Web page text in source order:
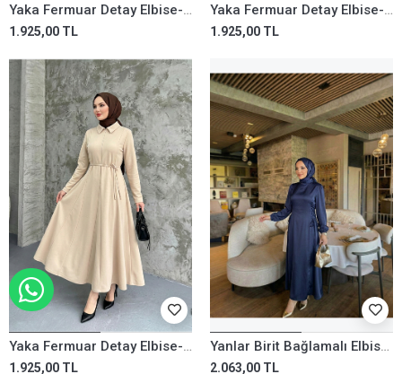
Yaka Fermuar Detay Elbise-Bordo
1.925,00 TL
Yaka Fermuar Detay Elbise-Siyah
1.925,00 TL
Yaka Fermuar Detay Elbise-Taş
1.925,00 TL
Yanlar Birit Bağlamalı Elbise-Lacivert
2.063,00 TL
WHATSAPP İLE SİPARİŞ VER